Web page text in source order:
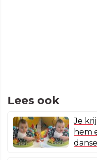
Lees ook
Je
hem